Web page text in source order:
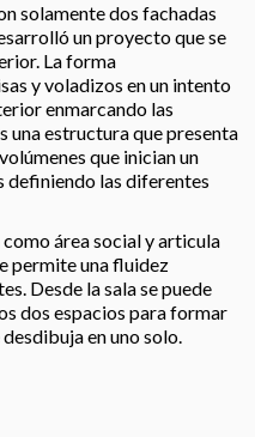
solamente dos fachadas
un proyecto que se
La forma
y voladizos en un intento
enmarcando las
una estructura que presenta
que inician un
definiendo las diferentes
área social y articula
permite una fluidez
Desde la sala se puede
dos espacios para formar
en uno solo.